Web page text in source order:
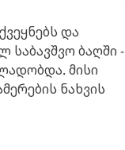
და
ბაღში -
მისი
ნახვის